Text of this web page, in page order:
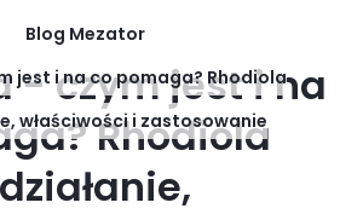
Blog Mezator
jest i na co pomaga? Rhodiola
właściwości i zastosowanie
- czym jest i na
Rhodiola